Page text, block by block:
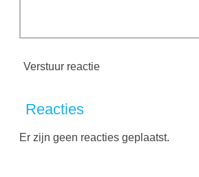
Verstuur reactie
Reacties
Er zijn geen reacties geplaatst.